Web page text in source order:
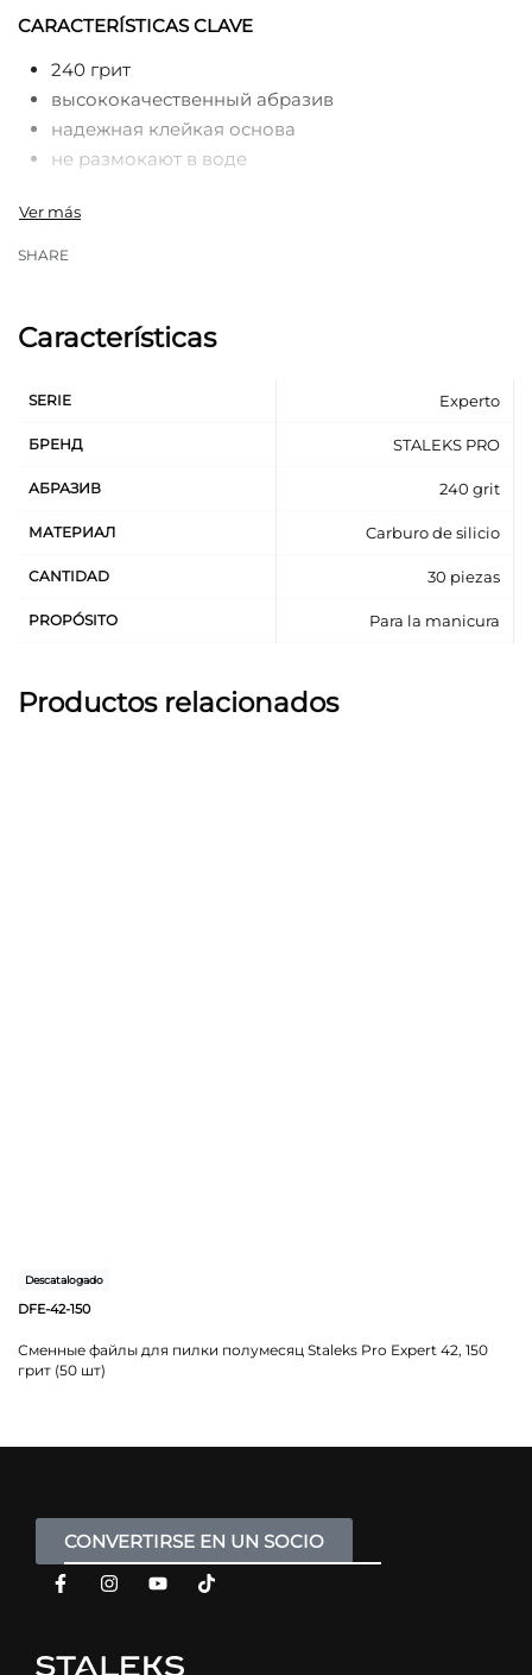
CARACTERÍSTICAS CLAVE
240 грит
высококачественный абразив
надежная клейкая основа
не размокают в воде
SHARE
Características
SERIE Experto
БРЕНД STALEKS PRO
АБРАЗИВ 240 grit
МАТЕРИАЛ Carburo de silicio
CANTIDAD 30 piezas
PROPÓSITO Para la manicura
Productos relacionados
Descatalogado
DFE-42-150
Сменные файлы для пилки полумесяц Staleks Pro Expert 42, 150
грит (50 шт)
CONVERTIRSE EN UN SOCIO